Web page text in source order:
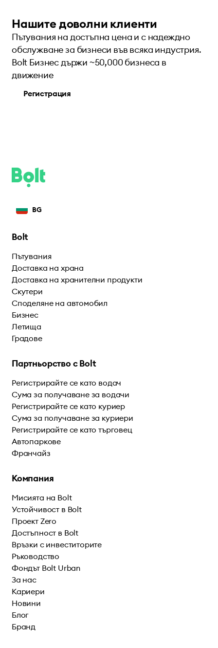
Нашите доволни клиенти
Пътувания на достъпна цена и с надеждно
обслужване за бизнеси във всяка индустрия.
Bolt Бизнес държи ~50,000 бизнеса в
движение
Регистрация
BG
Bolt
Пътувания
Доставка на храна
Доставка на хранителни продукти
Скутери
Споделяне на автомобил
Бизнес
Летища
Градове
Партньорство с Bolt
Регистрирайте се като водач
Сума за получаване за водачи
Регистрирайте се като куриер
Сума за получаване за куриери
Регистрирайте се като търговец
Автопаркове
Франчайз
Компания
Мисията на Bolt
Устойчивост в Bolt
Проект Zero
Достъпност в Bolt
Връзки с инвеститорите
Ръководство
Фондът Bolt Urban
За нас
Кариери
Новини
Блог
Бранд